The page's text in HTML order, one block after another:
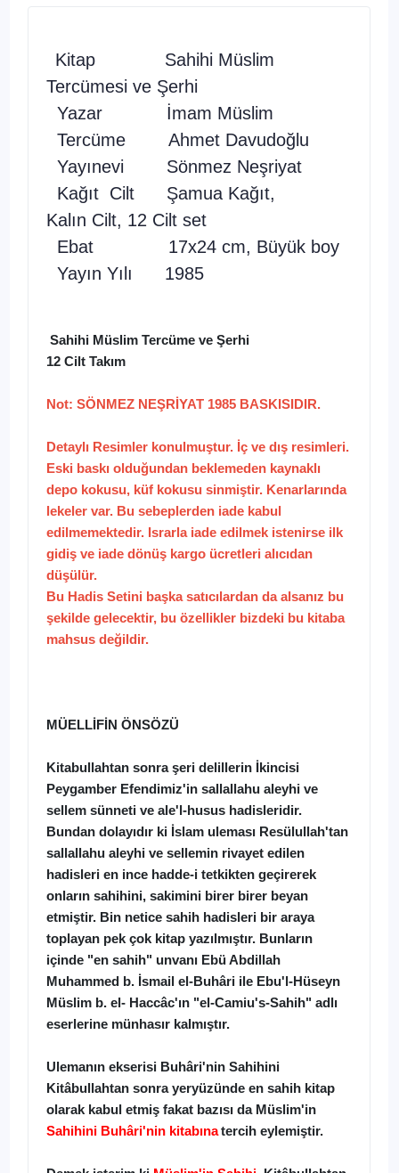
Kitap
Sahihi Müslim
Tercümesi ve Şerhi
Yazar
İmam Müslim
Tercüme
Ahmet Davudoğlu
Yayınevi
Sönmez Neşriyat
Kağıt Cilt
Şamua Kağıt,
Kalın Cilt, 12 Cilt set
Ebat
17x24 cm, Büyük boy
Yayın Yılı
1985
Sahihi Müslim Tercüme ve Şerhi
12 Cilt Takım
Not: SÖNMEZ NEŞRİYAT 1985 BASKISIDIR.
Detaylı Resimler konulmuştur. İç ve dış resimleri.
Eski baskı olduğundan beklemeden kaynaklı
depo kokusu, küf kokusu sinmiştir. Kenarlarında
lekeler var. Bu sebeplerden iade kabul
edilmemektedir. Israrla iade edilmek istenirse ilk
gidiş ve iade dönüş kargo ücretleri alıcıdan
düşülür.
Bu Hadis Setini başka satıcılardan da alsanız bu
şekilde gelecektir, bu özellikler bizdeki bu kitaba
mahsus değildir.
MÜELLİFİN ÖNSÖZÜ
Kitabullahtan sonra şeri delillerin İkincisi
Peygamber Efendimiz'in sallallahu aleyhi ve
sellem sünneti ve ale'l-husus hadisleridir.
Bundan dolayıdır ki İslam uleması Resülullah'tan
sallallahu aleyhi ve sellemin rivayet edilen
hadisleri en ince hadde-i tetkikten geçirerek
onların sahihini, sakimini birer birer beyan
etmiştir. Bin netice sahih hadisleri bir araya
toplayan pek çok kitap yazılmıştır. Bunların
içinde "en sahih" unvanı Ebü Abdillah
Muhammed b. İsmail el-Buhâri ile Ebu'l-Hüseyn
Müslim b. el- Haccâc'ın "el-Camiu's-Sahih" adlı
eserlerine münhasır kalmıştır.
Ulemanın ekserisi Buhâri'nin Sahihini
Kitâbullahtan sonra yeryüzünde en sahih kitap
olarak kabul etmiş fakat bazısı da Müslim'in
Sahihini Buhâri'nin kitabınatercih eylemiştir.